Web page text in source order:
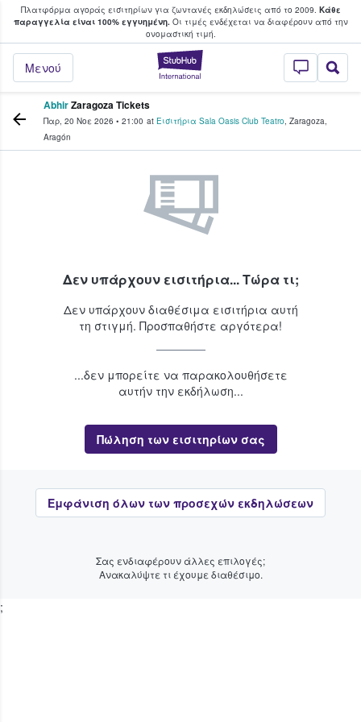
Πλατφόρμα αγοράς εισιτηρίων για ζωντανές εκδηλώσεις από το 2009. Κάθε
παραγγελία είναι 100% εγγυημένη.Οι τιμές ενδέχεται να διαφέρουν από την
oνομαστική τιμή.
StubHub - Όπου
Μενού
φαν αγοράζουν και πουλούν
AbhirZaragoza Tickets
Παρ, 20 Νοε 2026 • 21:00 at Εισιτήρια Sala Oasis Club Teatro, Zaragoza,
Aragón
Δεν υπάρχουν εισιτήρια... Τώρα τι;
Δεν υπάρχουν διαθέσιμα εισιτήρια αυτή
τη στιγμή. Προσπαθήστε αργότερα!
...δεν μπορείτε να παρακολουθήσετε
αυτήν την εκδήλωση...
Πώληση των εισιτηρίων σας
Εμφάνιση όλων των προσεχών εκδηλώσεων
Σας ενδιαφέρουν άλλες επιλογές;
Ανακαλύψτε τι έχουμε διαθέσιμο.
;